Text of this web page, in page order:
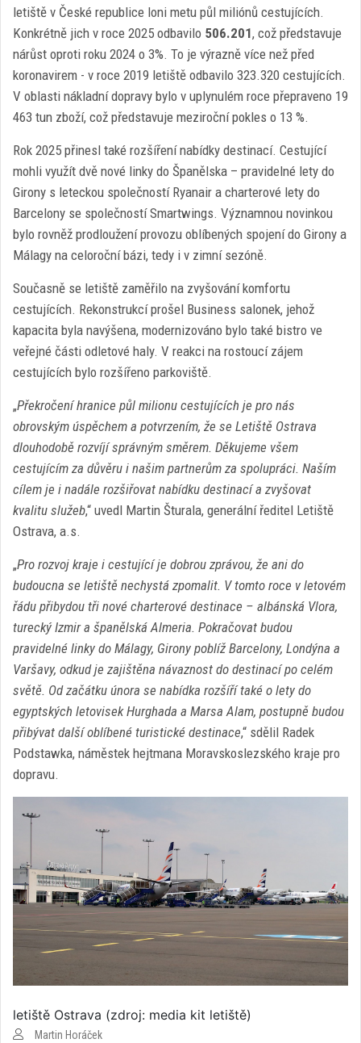
letiště v České republice loni metu půl miliónů cestujících.
Konkrétně jich v roce 2025 odbavilo 506.201, což představuje
nárůst oproti roku 2024 o 3%. To je výrazně více než před
koronavirem - v roce 2019 letiště odbavilo 323.320 cestujících.
V oblasti nákladní dopravy bylo v uplynulém roce přepraveno 19
463 tun zboží, což představuje meziroční pokles o 13 %.
Rok 2025 přinesl také rozšíření nabídky destinací. Cestující
mohli využít dvě nové linky do Španělska – pravidelné lety do
Girony s leteckou společností Ryanair a charterové lety do
Barcelony se společností Smartwings. Významnou novinkou
bylo rovněž prodloužení provozu oblíbených spojení do Girony a
Málagy na celoroční bázi, tedy i v zimní sezóně.
Současně se letiště zaměřilo na zvyšování komfortu
cestujících. Rekonstrukcí prošel Business salonek, jehož
kapacita byla navýšena, modernizováno bylo také bistro ve
veřejné části odletové haly. V reakci na rostoucí zájem
cestujících bylo rozšířeno parkoviště.
„Překročení hranice půl milionu cestujících je pro nás
obrovským úspěchem a potvrzením, že se Letiště Ostrava
dlouhodobě rozvíjí správným směrem. Děkujeme všem
cestujícím za důvěru i našim partnerům za spolupráci. Naším
cílem je i nadále rozšiřovat nabídku destinací a zvyšovat
kvalitu služeb,“ uvedl Martin Šturala, generální ředitel Letiště
Ostrava, a.s.
„Pro rozvoj kraje i cestující je dobrou zprávou, že ani do
budoucna se letiště nechystá zpomalit. V tomto roce v letovém
řádu přibydou tři nové charterové destinace – albánská Vlora,
turecký Izmir a španělská Almeria. Pokračovat budou
pravidelné linky do Málagy, Girony poblíž Barcelony, Londýna a
Varšavy, odkud je zajištěna návaznost do destinací po celém
světě. Od začátku února se nabídka rozšíří také o lety do
egyptských letovisek Hurghada a Marsa Alam, postupně budou
přibývat další oblíbené turistické destinace,“ sdělil Radek
Podstawka, náměstek hejtmana Moravskoslezského kraje pro
dopravu.
letiště Ostrava (zdroj: media kit letiště)
Martin Horáček